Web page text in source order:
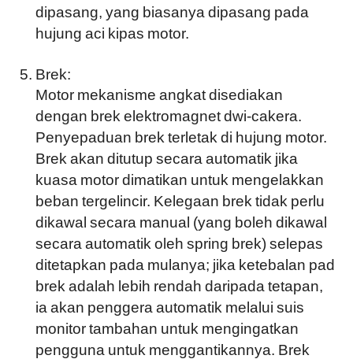
dipasang, yang biasanya dipasang pada
hujung aci kipas motor.
Brek:
Motor mekanisme angkat disediakan
dengan brek elektromagnet dwi-cakera.
Penyepaduan brek terletak di hujung motor.
Brek akan ditutup secara automatik jika
kuasa motor dimatikan untuk mengelakkan
beban tergelincir. Kelegaan brek tidak perlu
dikawal secara manual (yang boleh dikawal
secara automatik oleh spring brek) selepas
ditetapkan pada mulanya; jika ketebalan pad
brek adalah lebih rendah daripada tetapan,
ia akan penggera automatik melalui suis
monitor tambahan untuk mengingatkan
pengguna untuk menggantikannya. Brek